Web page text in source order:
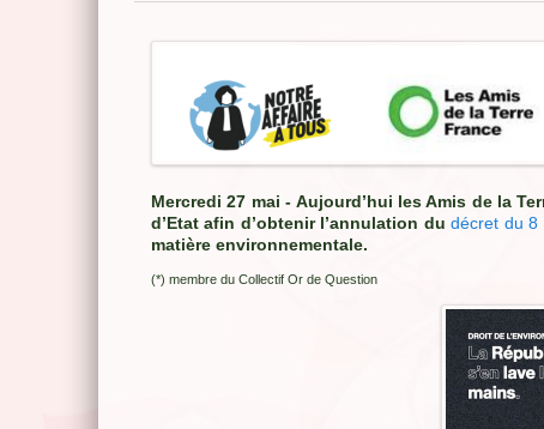
Mercredi 27 mai - Aujourd’hui les Amis de la
d’Etat afin d’obtenir l’annulation dudécret du 8
matière environnementale.
(*) membre du Collectif Or de Question